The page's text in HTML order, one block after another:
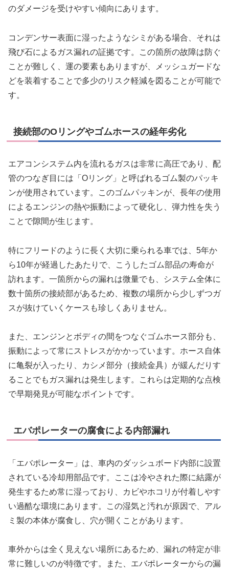
のダメージを受けやすい傾向にあります。
コンデンサー表面に湿ったようなシミがある場合、それは
飛び石によるガス漏れの証拠です。この箇所の故障は防ぐ
ことが難しく、運の要素もありますが、メッシュガードな
どを装着することで多少のリスク軽減を図ることが可能で
す。
接続部のOリングやゴムホースの経年劣化
エアコンシステム内を流れるガスは非常に高圧であり、配
管のつなぎ目には「Oリング」と呼ばれるゴム製のパッキ
ンが使用されています。このゴムパッキンが、長年の使用
によるエンジンの熱や振動によって硬化し、弾力性を失う
ことで隙間が生じます。
特にフリードのように長く大切に乗られる車では、5年か
ら10年が経過したあたりで、こうしたゴム部品の寿命が
訪れます。一箇所からの漏れは微量でも、システム全体に
数十箇所の接続部があるため、複数の場所から少しずつガ
スが抜けていくケースも珍しくありません。
また、エンジンとボディの間をつなぐゴムホース部分も、
振動によって常にストレスがかかっています。ホース自体
に亀裂が入ったり、カシメ部分（接続金具）が緩んだりす
ることでもガス漏れは発生します。これらは定期的な点検
で早期発見が可能なポイントです。
エバポレーターの腐食による内部漏れ
「エバポレーター」は、車内のダッシュボード内部に設置
されている冷却用部品です。ここは冷やされた際に結露が
発生するため常に湿っており、カビやホコリが付着しやす
い過酷な環境にあります。この湿気と汚れが原因で、アル
ミ製の本体が腐食し、穴が開くことがあります。
車外からは全く見えない場所にあるため、漏れの特定が非
常に難しいのが特徴です。また、エバポレーターからの漏